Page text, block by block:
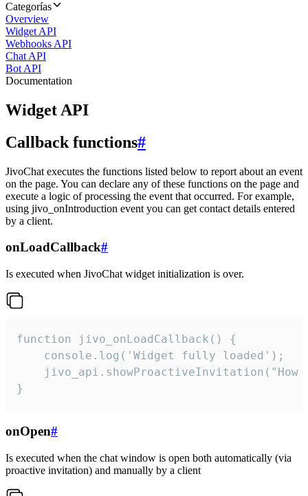
Categorías
Overview
Widget API
Webhooks API
Chat API
Bot API
Documentation
Widget API
Callback functions#
JivoChat executes the functions listed below to report about an event
on the page. You can declare any of these functions on the page and
execute a logic of processing the event that occurred. For example,
using jivo_onIntroduction event you can get contact details entered
by a client.
onLoadCallback#
Is executed when JivoChat widget initialization is over.
function jivo_onLoadCallback() {
    console.log('Widget fully loaded');
jivo_api.showProactiveInvitation("How
}
onOpen#
Is executed when the chat window is open both automatically (via
proactive invitation) and manually by a client